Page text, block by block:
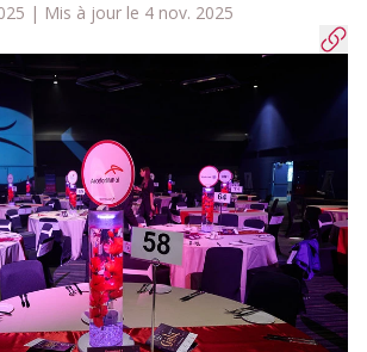
| Mis à jour le 4 nov. 2025